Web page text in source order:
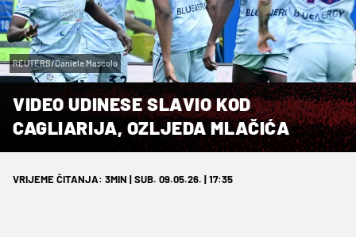
REUTERS/Daniele Mascolo
VIDEO UDINESE SLAVIO KOD
CAGLIARIJA, OZLJEDA MLAČIĆA
VRIJEME ČITANJA: 3MIN | SUB. 09.05.26. | 17:35